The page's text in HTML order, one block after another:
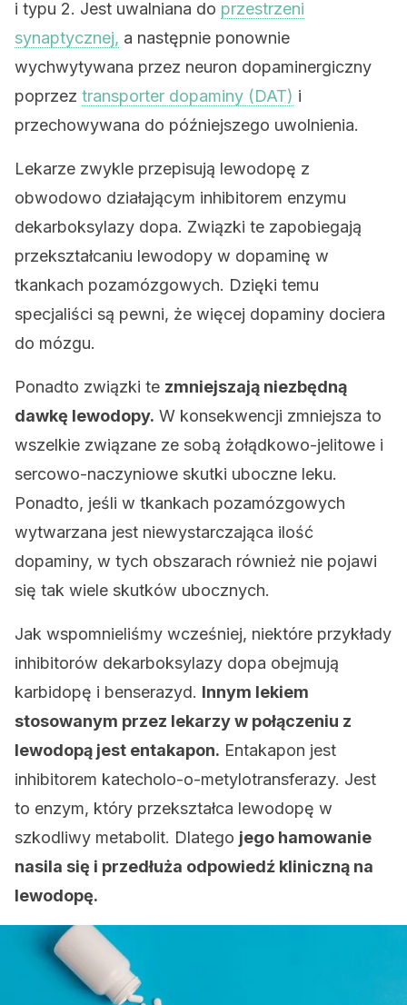
i typu 2. Jest uwalniana do przestrzeni
synaptycznej, a następnie ponownie
wychwytywana przez neuron dopaminergiczny
poprzez transporter dopaminy (DAT) i
przechowywana do późniejszego uwolnienia.
Lekarze zwykle przepisują lewodopę z
obwodowo działającym inhibitorem enzymu
dekarboksylazy dopa. Związki te zapobiegają
przekształcaniu lewodopy w dopaminę w
tkankach pozamózgowych. Dzięki temu
specjaliści są pewni, że więcej dopaminy dociera
do mózgu.
Ponadto związki te zmniejszają niezbędną
dawkę lewodopy. W konsekwencji zmniejsza to
wszelkie związane ze sobą żołądkowo-jelitowe i
sercowo-naczyniowe skutki uboczne leku.
Ponadto, jeśli w tkankach pozamózgowych
wytwarzana jest niewystarczająca ilość
dopaminy, w tych obszarach również nie pojawi
się tak wiele skutków ubocznych.
Jak wspomnieliśmy wcześniej, niektóre przykłady
inhibitorów dekarboksylazy dopa obejmują
karbidopę i benserazyd. Innym lekiem
stosowanym przez lekarzy w połączeniu z
lewodopą jest entakapon. Entakapon jest
inhibitorem katecholo-o-metylotransferazy. Jest
to enzym, który przekształca lewodopę w
szkodliwy metabolit. Dlatego jego hamowanie
nasila się i przedłuża odpowiedź kliniczną na
lewodopę.